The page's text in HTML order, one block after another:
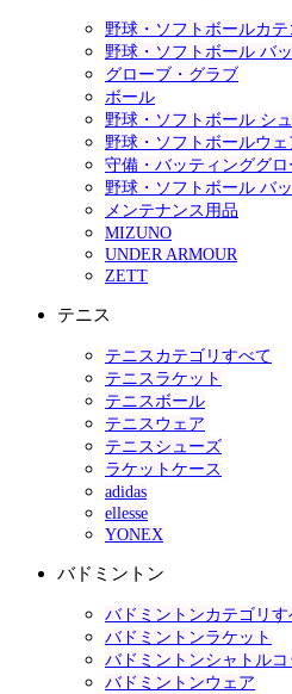
野球・ソフトボールカ
野球・ソフトボール バ
グローブ・グラブ
ボール
野球・ソフトボール シ
野球・ソフトボールウェ
守備・バッティンググロ
野球・ソフトボール バ
メンテナンス用品
MIZUNO
UNDER ARMOUR
ZETT
テニス
テニスカテゴリすべて
テニスラケット
テニスボール
テニスウェア
テニスシューズ
ラケットケース
adidas
ellesse
YONEX
バドミントン
バドミントンカテゴリす
バドミントンラケット
バドミントンシャトルコ
バドミントンウェア